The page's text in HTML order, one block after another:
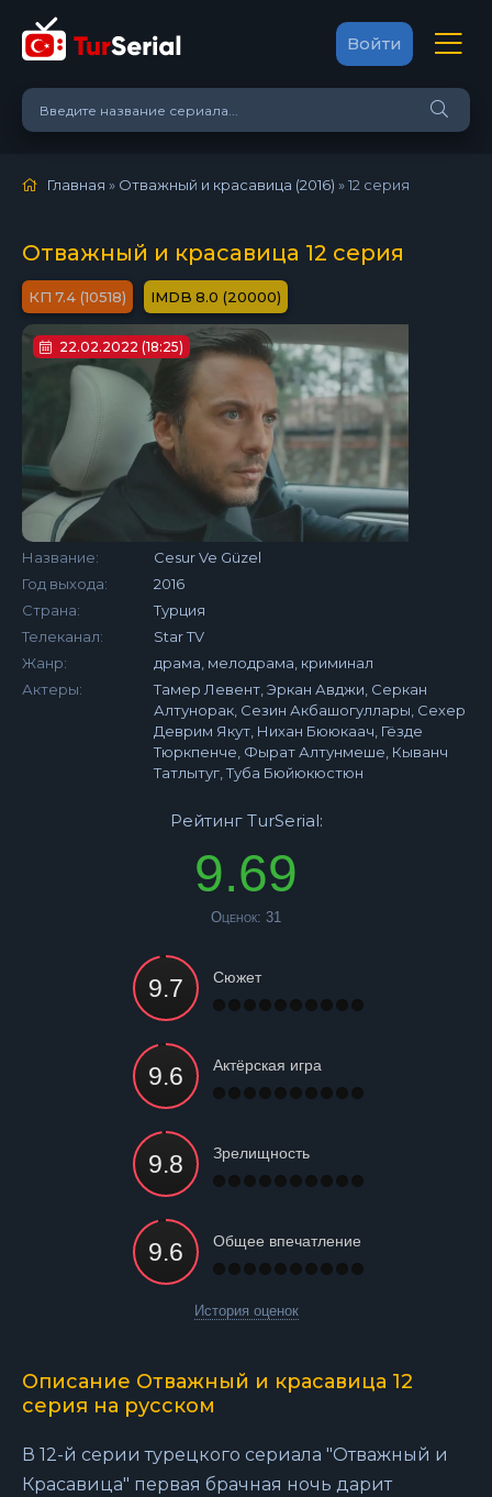
Войти
Главная » Отважный и красавица (2016) »12 серия
Отважный и красавица 12 серия
7.4 (10518) 8.0 (20000)
22.02.2022 (18:25)
Название:
Cesur Ve Güzel
Год выхода:
2016
Страна:
Турция
Телеканал:
Star TV
Жанр:
драма, мелодрама, криминал
Актеры:
Тамер Левент, Эркан Авджи, Серкан
Алтунорак, Сезин Акбашогуллары, Сехер
Деврим Якут, Нихан Бююкаач, Гёзде
Тюркпенче, Фырат Алтунмеше, Кыванч
Татлытуг, Туба Бюйюкюстюн
Рейтинг TurSerial:
9.69
Оценок: 31
Сюжет
Актёрская игра
Зрелищность
Общее впечатление
История оценок
Описание Отважный и красавица 12
серия на русском
В 12-й серии турецкого сериала "Отважный и
Красавица" первая брачная ночь дарит